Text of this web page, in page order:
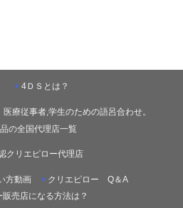
4ＤＳとは？
医療従事者,学生のための語呂合わせ。
の全国代理店一覧
クリエピロー代理店
方動画
クリエピロー Q＆A
販売店になる方法は？